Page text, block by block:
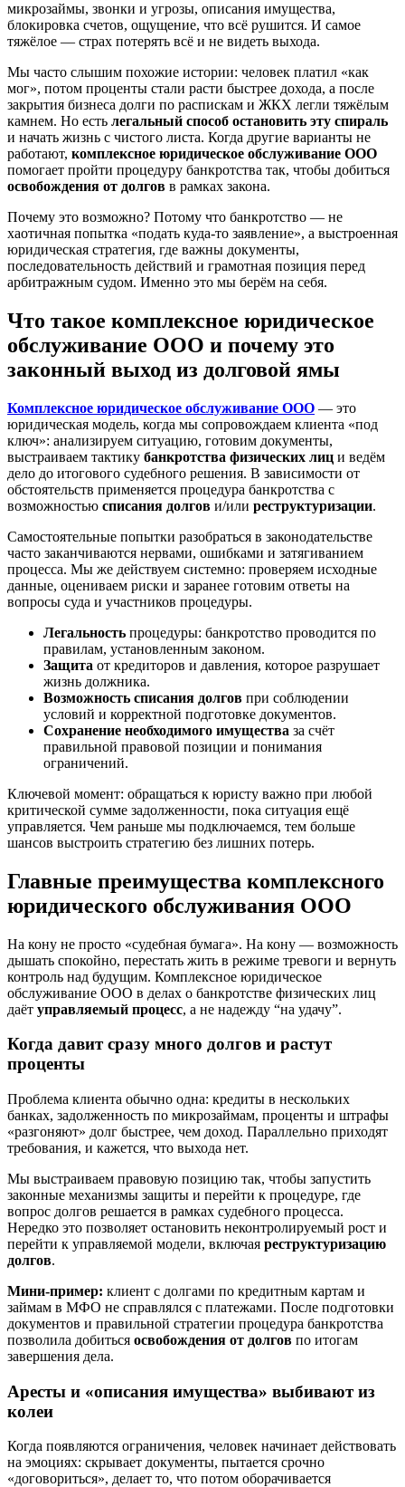
микрозаймы, звонки и угрозы, описания имущества,
блокировка счетов, ощущение, что всё рушится. И самое
тяжёлое — страх потерять всё и не видеть выхода.
Мы часто слышим похожие истории: человек платил «как
мог», потом проценты стали расти быстрее дохода, а после
закрытия бизнеса долги по распискам и ЖКХ легли тяжёлым
камнем. Но есть легальный способ остановить эту спираль
и начать жизнь с чистого листа. Когда другие варианты не
работают, комплексное юридическое обслуживание ООО
помогает пройти процедуру банкротства так, чтобы добиться
освобождения от долгов в рамках закона.
Почему это возможно? Потому что банкротство — не
хаотичная попытка «подать куда-то заявление», а выстроенная
юридическая стратегия, где важны документы,
последовательность действий и грамотная позиция перед
арбитражным судом. Именно это мы берём на себя.
Что такое комплексное юридическое
обслуживание ООО и почему это
законный выход из долговой ямы
Комплексное юридическое обслуживание ООО — это
юридическая модель, когда мы сопровождаем клиента «под
ключ»: анализируем ситуацию, готовим документы,
выстраиваем тактику банкротства физических лиц и ведём
дело до итогового судебного решения. В зависимости от
обстоятельств применяется процедура банкротства с
возможностью списания долгов и/или реструктуризации.
Самостоятельные попытки разобраться в законодательстве
часто заканчиваются нервами, ошибками и затягиванием
процесса. Мы же действуем системно: проверяем исходные
данные, оцениваем риски и заранее готовим ответы на
вопросы суда и участников процедуры.
Легальность процедуры: банкротство проводится по
правилам, установленным законом.
Защита от кредиторов и давления, которое разрушает
жизнь должника.
Возможность списания долгов при соблюдении
условий и корректной подготовке документов.
Сохранение необходимого имущества за счёт
правильной правовой позиции и понимания
ограничений.
Ключевой момент: обращаться к юристу важно при любой
критической сумме задолженности, пока ситуация ещё
управляется. Чем раньше мы подключаемся, тем больше
шансов выстроить стратегию без лишних потерь.
Главные преимущества комплексного
юридического обслуживания ООО
На кону не просто «судебная бумага». На кону — возможность
дышать спокойно, перестать жить в режиме тревоги и вернуть
контроль над будущим. Комплексное юридическое
обслуживание ООО в делах о банкротстве физических лиц
даёт управляемый процесс, а не надежду “на удачу”.
Когда давит сразу много долгов и растут
проценты
Проблема клиента обычно одна: кредиты в нескольких
банках, задолженность по микрозаймам, проценты и штрафы
«разгоняют» долг быстрее, чем доход. Параллельно приходят
требования, и кажется, что выхода нет.
Мы выстраиваем правовую позицию так, чтобы запустить
законные механизмы защиты и перейти к процедуре, где
вопрос долгов решается в рамках судебного процесса.
Нередко это позволяет остановить неконтролируемый рост и
перейти к управляемой модели, включая реструктуризацию
долгов.
Мини-пример: клиент с долгами по кредитным картам и
займам в МФО не справлялся с платежами. После подготовки
документов и правильной стратегии процедура банкротства
позволила добиться освобождения от долгов по итогам
завершения дела.
Аресты и «описания имущества» выбивают из
колеи
Когда появляются ограничения, человек начинает действовать
на эмоциях: скрывает документы, пытается срочно
«договориться», делает то, что потом оборачивается